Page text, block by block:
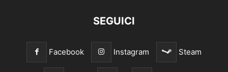
SEGUICI
Facebook Instagram Steam